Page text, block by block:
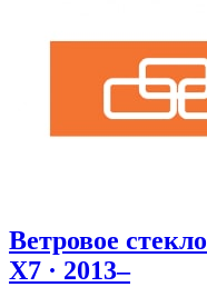
Ветровое стекло
X7 · 2013–